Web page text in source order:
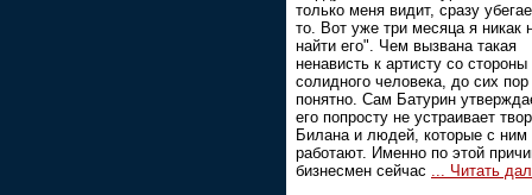
только меня видит, сразу
то. Вот уже три месяца я никак
найти его". Чем вызвана такая
ненависть к артисту со стороны
солидного человека, до сих пор
понятно. Сам Батурин
его попросту не устраивает
Билана и людей, которые с ним
работают. Именно по этой
бизнесмен сейчас ... Читать